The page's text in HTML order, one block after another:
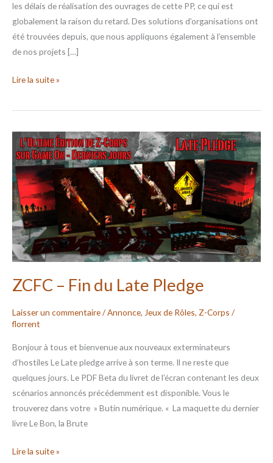
les délais de réalisation des ouvrages de cette PP, ce qui est
globalement la raison du retard. Des solutions d’organisations ont
été trouvées depuis, que nous appliquons également à l’ensemble
de nos projets […]
Lire la suite »
ZCFC – Fin du Late Pledge
Laisser un commentaire/Annonce, Jeux de Rôles, Z-Corps /
florrent
Bonjour à tous et bienvenue aux nouveaux exterminateurs
d’hostiles Le Late pledge arrive à son terme. Il ne reste que
quelques jours. Le PDF Beta du livret de l’écran contenant les deux
scénarios annoncés précédemment est disponible. Vous le
trouverez dans votre » Butin numérique. « La maquette du dernier
livre Le Bon, la Brute
ZCFC
–
Fin
du
Late
Pledge
Lire la suite »